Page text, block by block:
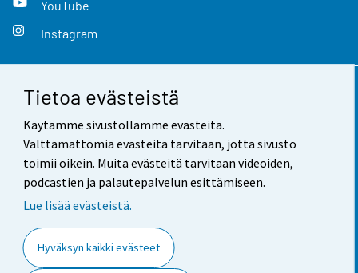
Tietoa evästeistä
Käytämme sivustollamme evästeitä.
Välttämättömiä evästeitä tarvitaan, jotta sivusto
toimii oikein. Muita evästeitä tarvitaan videoiden,
podcastien ja palautepalvelun esittämiseen.
Lue lisää evästeistä.
Hyväksyn kaikki evästeet
YouTube
Instagram
Yhteystiedot
Palaute
Käyttöehdot
Saavutettavuus
Tietoa sivustosta